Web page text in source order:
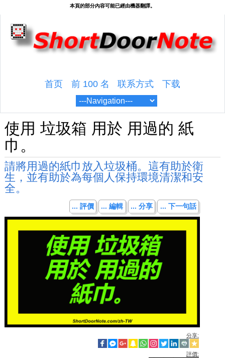
首页 前 100 名 联系方式 下载
使用 垃圾箱 用於 用過的 紙
巾。
請將用過的紙巾放入垃圾桶。這有助於衛
生，並有助於為每個人保持環境清潔和安
全。
... 評價 ... 編輯 ... 分享 ... 下一句話
分享:
評價: